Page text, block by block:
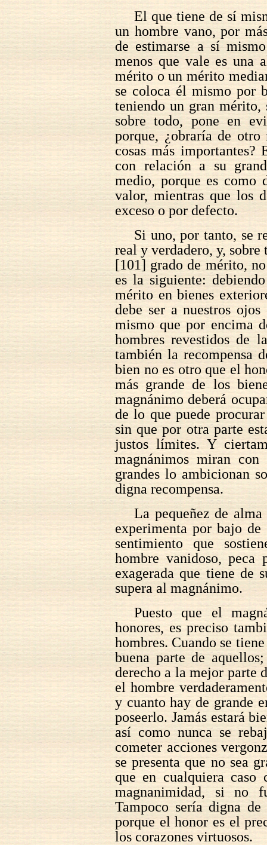
El que tiene de sí
un hombre vano, por
de estimarse a sí
menos que vale es una
mérito o un mérito
se coloca él mismo por
teniendo un gran mérito,
sobre todo, pone en
porque, ¿obraría de
cosas más
con relación a su
medio, porque es como
valor, mientras que los
exceso o por defecto.
Si uno, por tanto, se
real y verdadero, y, sobre
[101] grado de mérito,
es la siguiente:
mérito en bienes
debe ser a nuestros
mismo que por encima
hombres revestidos de
también la recompensa
bien no es otro que el
más grande de los
magnánimo deberá
de lo que puede
sin que por otra parte
justos límites. Y
magnánimos miran
grandes lo ambicionan
digna recompensa.
La pequeñez de
experimenta por bajo
sentimiento que
hombre vanidoso, peca
exagerada que tiene de
supera al magnánimo.
Puesto que el
honores, es preciso
hombres. Cuando se
buena parte de
derecho a la mejor parte
el hombre
y cuanto hay de grande
poseerlo. Jamás estará
así como nunca se
cometer acciones
se presenta que no sea
que en cualquiera
magnanimidad, si no
Tampoco sería digna
porque el honor es el
los corazones virtuosos.